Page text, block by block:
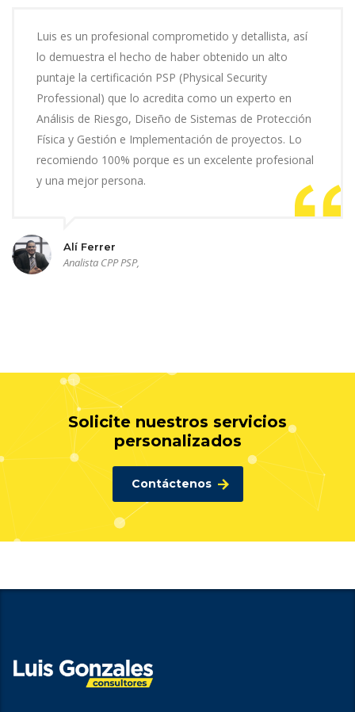
Luis es un profesional comprometido y detallista, así
lo demuestra el hecho de haber obtenido un alto
puntaje la certificación PSP (Physical Security
Professional) que lo acredita como un experto en
Análisis de Riesgo, Diseño de Sistemas de Protección
Física y Gestión e Implementación de proyectos. Lo
recomiendo 100% porque es un excelente profesional
y una mejor persona.
Alí Ferrer
Analista CPP PSP,
Solicite nuestros servicios
personalizados
Contáctenos